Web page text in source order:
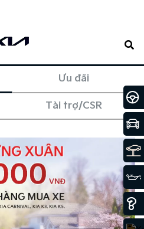
Ưu đãi
Tài trợ/CSR